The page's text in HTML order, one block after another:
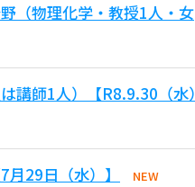
（物理化学・教授1人・女
師1人）【R8.9.30（水）
29日（水）】 NEW